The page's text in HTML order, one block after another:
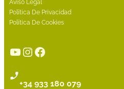
Aviso Legal
Política De Privacidad
Política De Cookies
YouTube
Instagram
Facebook
+34 933 180 079